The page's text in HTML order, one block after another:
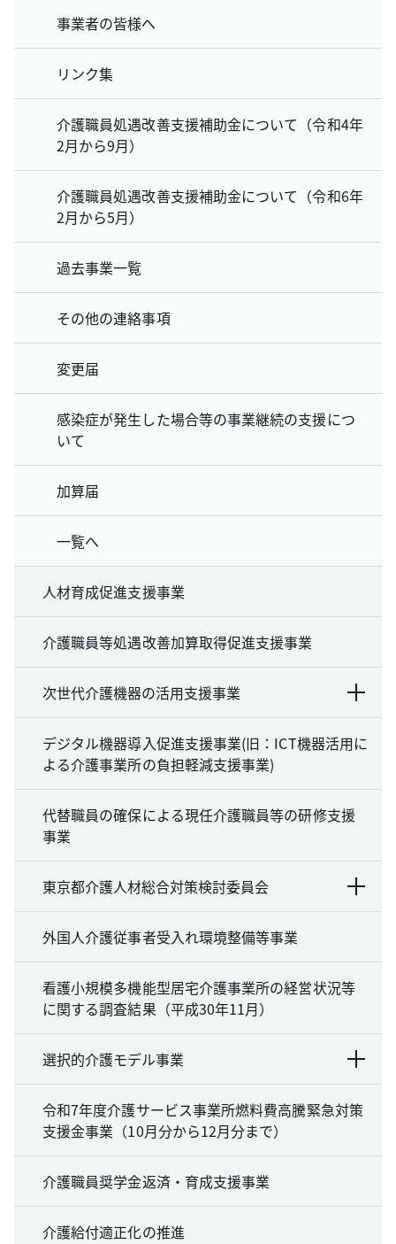
事業者の皆様へ
リンク集
介護職員処遇改善支援補助金について（令和4年
2月から9月）
介護職員処遇改善支援補助金について（令和6年
2月から5月）
過去事業一覧
その他の連絡事項
変更届
感染症が発生した場合等の事業継続の支援につ
いて
加算届
一覧へ
人材育成促進支援事業
介護職員等処遇改善加算取得促進支援事業
次世代介護機器の活用支援事業
デジタル機器導入促進支援事業(旧：ICT機器活用に
よる介護事業所の負担軽減支援事業)
代替職員の確保による現任介護職員等の研修支援
事業
東京都介護人材総合対策検討委員会
外国人介護従事者受入れ環境整備等事業
看護小規模多機能型居宅介護事業所の経営状況等
に関する調査結果（平成30年11月）
選択的介護モデル事業
令和7年度介護サービス事業所燃料費高騰緊急対策
支援金事業（10月分から12月分まで）
介護職員奨学金返済・育成支援事業
介護給付適正化の推進